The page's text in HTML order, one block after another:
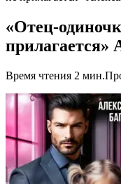
«Отец-
прилагается»
Время чтения 2 мин.